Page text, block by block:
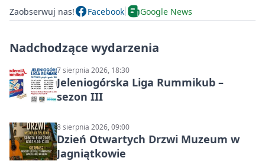
Zaobserwuj nas! Facebook Google News
Nadchodzące wydarzenia
7 sierpnia 2026, 18:30
Jeleniogórska Liga Rummikub –
sezon III
8 sierpnia 2026, 09:00
Dzień Otwartych Drzwi Muzeum w
Jagniątkowie